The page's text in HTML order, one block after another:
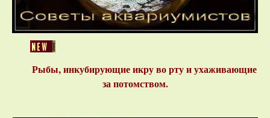
Рыбы, инкубирующие икру во рту и ухаживающие
за потомством.